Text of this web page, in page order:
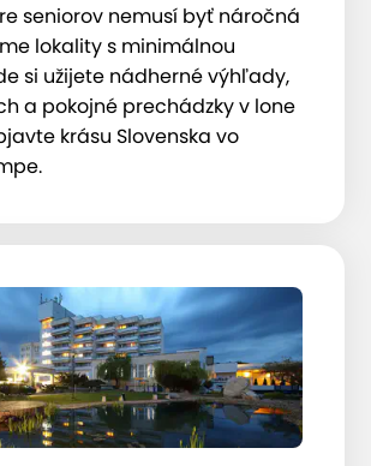
seniorov nemusí byť náročná
lokality s minimálnou
si užijete nádherné výhľady,
a pokojné prechádzky v lone
krásu Slovenska vo